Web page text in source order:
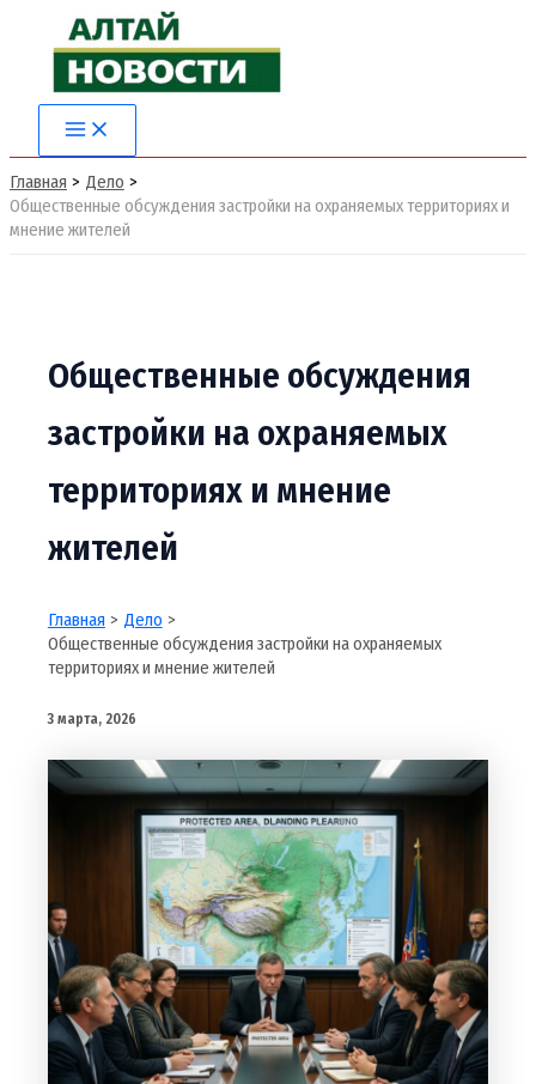
содержимому
Main
Menu
Главная
Дело
Общественные обсуждения застройки на охраняемых территориях и
мнение жителей
Общественные обсуждения
застройки на охраняемых
территориях и мнение
жителей
Главная
Дело
Общественные обсуждения застройки на охраняемых
территориях и мнение жителей
3 марта, 2026